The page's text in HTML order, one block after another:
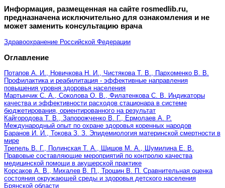
Информация, размещенная на сайте rosmedlib.ru,
предназначена исключительно для ознакомления и не
может заменить консультацию врача
Здравоохранение Российской Федерации
Оглавление
Потапов А. И., Новичкова Н. И., Чистякова Т. В., Пархоменко В. В.
Профилактика и реабилитация - эффективные направления
повышения уровня здоровья населения
Мартынчик С. А., Соколова О. В., Филатенкова С. В. Индикаторы
качества и эффективности расходов стационара в системе
бюджетирования, ориентированного на результат
Кайгородова Т. В., Запорожченко В. Г., Ермолаев А. Р.
Международный опыт по охране здоровья коренных народов
Баранов И. И., Токова З. З. Эпидемиология материнской смертности в
мире
Трепель В. Г., Полинская Т. А., Шишов М. А., Шумилина Е. В.
Правовые составляющие мероприятий по контролю качества
медицинской помощи в акушерской практике
Корсаков А. В., Михалев В. П., Трошин В. П. Сравнительная оценка
состояния окружающей среды и здоровья детского населения
Брянской области